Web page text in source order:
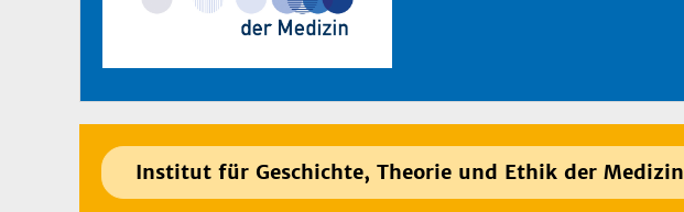
Institut für Geschichte, Theorie und Ethik der Medizin